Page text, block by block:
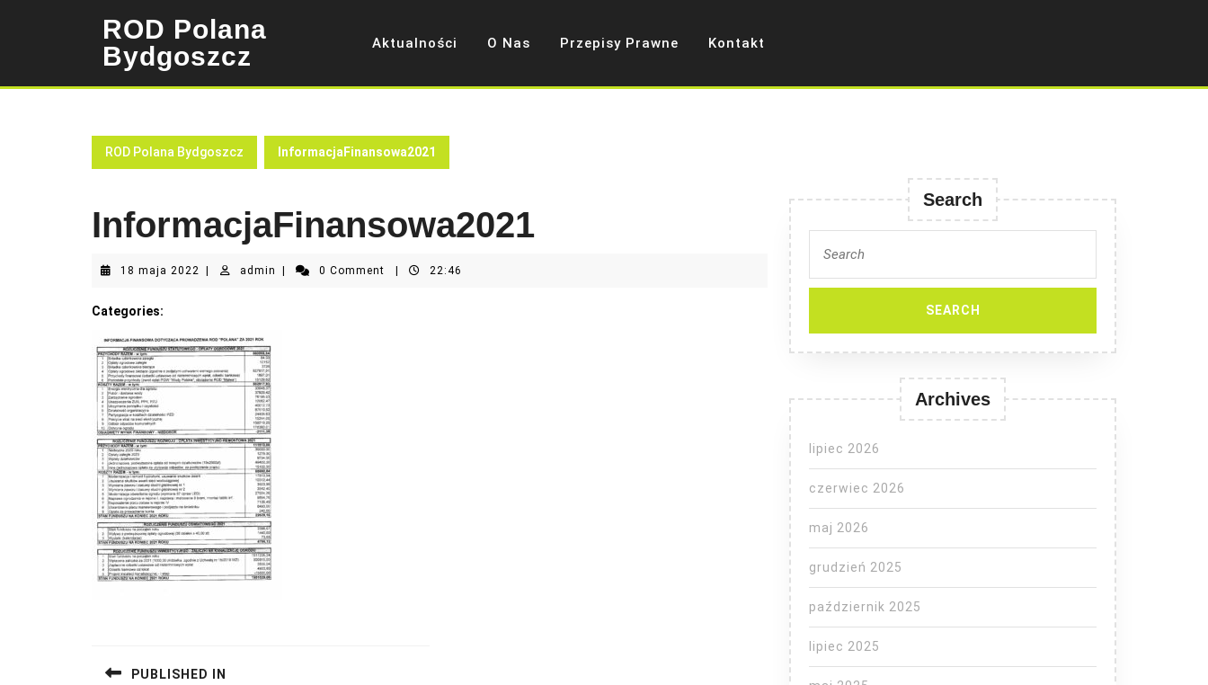
ROD Polana
Bydgoszcz
Aktualności O Nas Przepisy Prawne Kontakt
ROD Polana Bydgoszcz InformacjaFinansowa2021
InformacjaFinansowa2021
18 maja 2022 18
admin admin 0 Comment 22:46
Categories:
wpisu
PUBLISHED IN
Search
for:
Archives
lipiec 2026
czerwiec 2026
maj 2026
grudzień 2025
październik 2025
lipiec 2025